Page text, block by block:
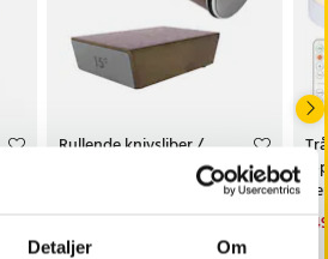
Detaljer Om
af 1-2 hverdage
Rullende knivsliber /
magnetisk slibestøtte /
diamantbryne 400/1000 /
Kommer 2026-08-14